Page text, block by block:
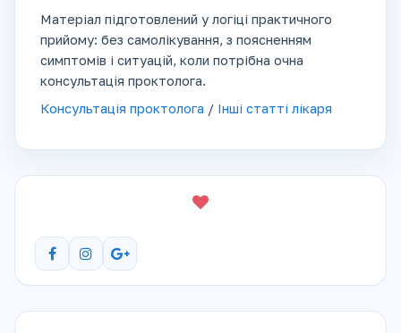
Матеріал підготовлений у логіці практичного
прийому: без самолікування, з поясненням
симптомів і ситуацій, коли потрібна очна
консультація проктолога.
Консультація проктолога / Інші статті лікаря